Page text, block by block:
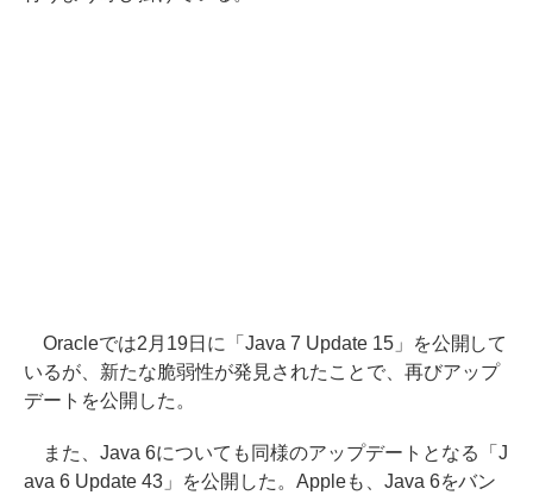
Oracleでは2月19日に「Java 7 Update 15」を公開して
いるが、新たな脆弱性が発見されたことで、再びアップ
デートを公開した。
また、Java 6についても同様のアップデートとなる「J
ava 6 Update 43」を公開した。Appleも、Java 6をバン